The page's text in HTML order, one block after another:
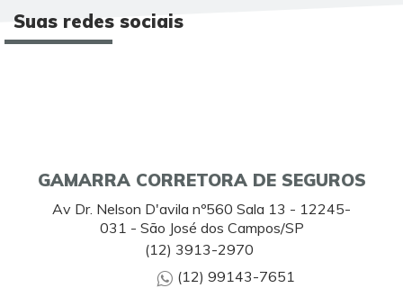
Suas redes sociais
GAMARRA CORRETORA DE SEGUROS
Av Dr. Nelson D'avila nº560 Sala 13 - 12245-
031 - São José dos Campos/SP
(12) 3913-2970
(12) 99143-7651